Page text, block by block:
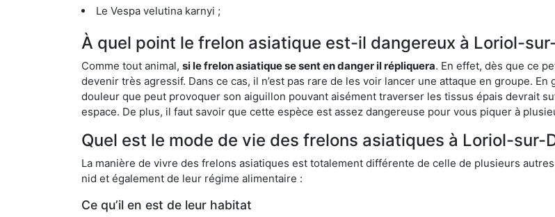
Le Vespa velutina karnyi ;
À quel point le frelon asiatique est-il dangereux à Loriol-
Comme tout animal, si le frelon asiatique se sent en danger il répliquera. En effet, dès que ce
devenir très agressif. Dans ce cas, il n’est pas rare de les voir lancer une attaque en groupe.
douleur que peut provoquer son aiguillon pouvant aisément traverser les tissus épais devrait
espace. De plus, il faut savoir que cette espèce est assez dangereuse pour vous piquer à
Quel est le mode de vie des frelons asiatiques à Loriol-sur-
La manière de vivre des frelons asiatiques est totalement différente de celle de plusieurs
nid et également de leur régime alimentaire :
Ce qu’il en est de leur habitat